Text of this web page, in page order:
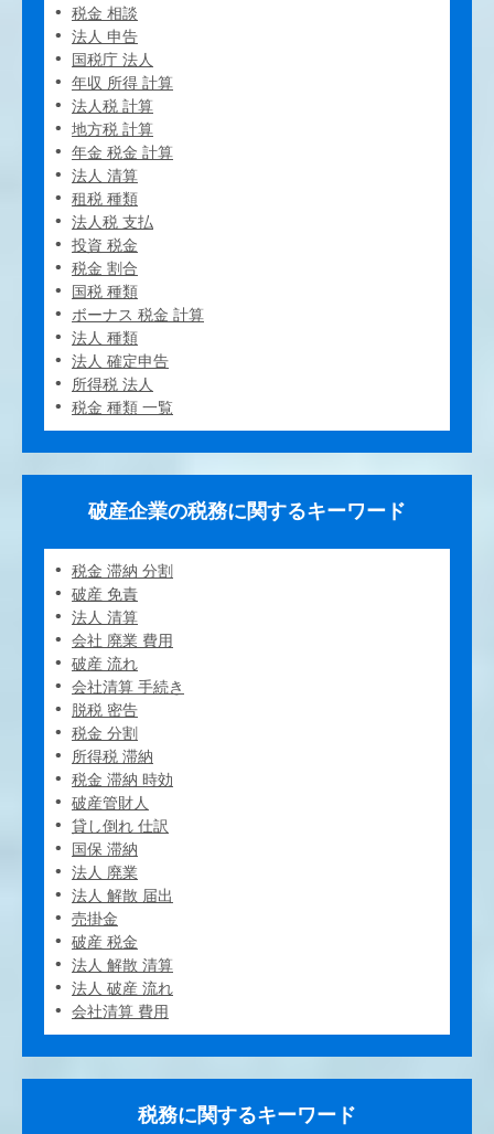
税金 相談
法人 申告
国税庁 法人
年収 所得 計算
法人税 計算
地方税 計算
年金 税金 計算
法人 清算
租税 種類
法人税 支払
投資 税金
税金 割合
国税 種類
ボーナス 税金 計算
法人 種類
法人 確定申告
所得税 法人
税金 種類 一覧
破産企業の税務に関するキーワード
税金 滞納 分割
破産 免責
法人 清算
会社 廃業 費用
破産 流れ
会社清算 手続き
脱税 密告
税金 分割
所得税 滞納
税金 滞納 時効
破産管財人
貸し倒れ 仕訳
国保 滞納
法人 廃業
法人 解散 届出
売掛金
破産 税金
法人 解散 清算
法人 破産 流れ
会社清算 費用
税務に関するキーワード